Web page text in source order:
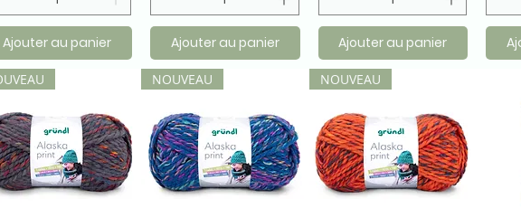
Ajouter au panier Ajouter au panier Ajouter au panier
NOUVEAU NOUVEAU